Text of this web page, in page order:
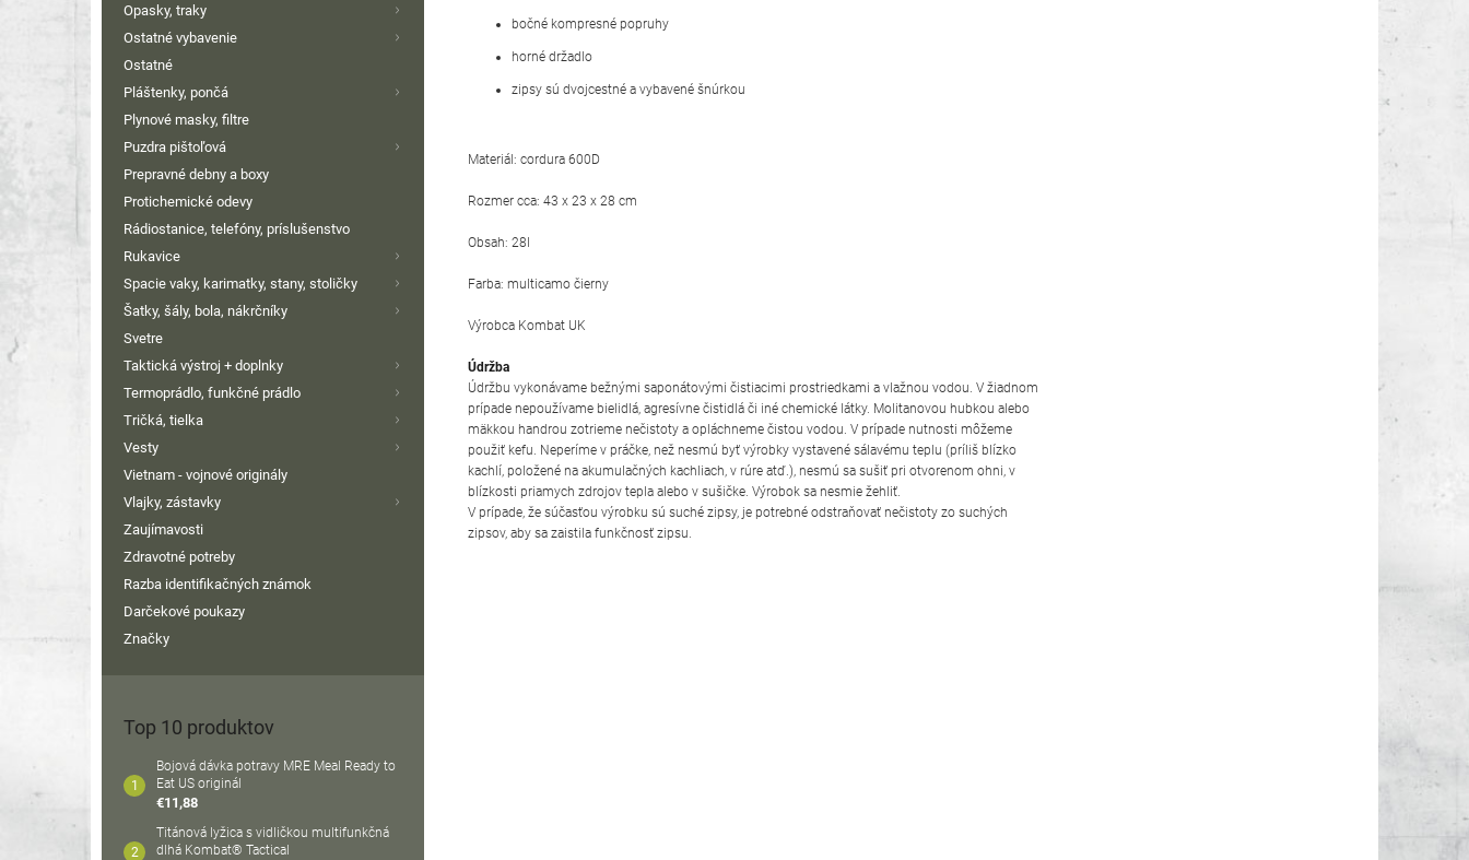
Opasky, traky
Ostatné vybavenie
Ostatné
Pláštenky, pončá
Plynové masky, filtre
Puzdra pištoľová
Prepravné debny a boxy
Protichemické odevy
Rádiostanice, telefóny, príslušenstvo
Rukavice
Spacie vaky, karimatky, stany, stoličky
Šatky, šály, bola, nákrčníky
Svetre
Taktická výstroj + doplnky
Termoprádlo, funkčné prádlo
Tričká, tielka
Vesty
Vietnam - vojnové originály
Vlajky, zástavky
Zaujímavosti
Zdravotné potreby
Razba identifikačných známok
Darčekové poukazy
Značky
Top 10 produktov
Bojová dávka potravy MRE Meal Ready to
Eat US originál
€11,88
Titánová lyžica s vidličkou multifunkčná
dlhá Kombat® Tactical
bočné kompresné popruhy
horné držadlo
zipsy sú dvojcestné a vybavené šnúrkou
Materiál: cordura 600D
Rozmer cca: 43 x 23 x 28 cm
Obsah: 28l
Farba: multicamo čierny
Výrobca Kombat UK
Údržba
Údržbu vykonávame bežnými saponátovými čistiacimi prostriedkami a vlažnou vodou. V žiadnom
prípade nepoužívame bielidlá, agresívne čistidlá či iné chemické látky. Molitanovou hubkou alebo
mäkkou handrou zotrieme nečistoty a opláchneme čistou vodou. V prípade nutnosti môžeme
použiť kefu. Neperíme v práčke, než nesmú byť výrobky vystavené sálavému teplu (príliš blízko
kachlí, položené na akumulačných kachliach, v rúre atď.), nesmú sa sušiť pri otvorenom ohni, v
blízkosti priamych zdrojov tepla alebo v sušičke. Výrobok sa nesmie žehliť.
V prípade, že súčasťou výrobku sú suché zipsy, je potrebné odstraňovať nečistoty zo suchých
zipsov, aby sa zaistila funkčnosť zipsu.